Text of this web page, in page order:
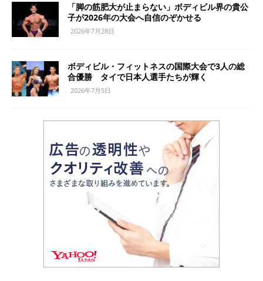
「脚の筋肥大が止まらない」ボディビル界の貴公
子が2026年の大会へ自信のぞかせる
2026年7月28日
ボディビル・フィットネスの国際大会で3人の総
合優勝 タイで日本人選手たちが輝く
2026年7月5日